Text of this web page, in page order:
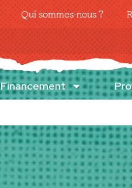
Qui sommes-nous ?
Financement